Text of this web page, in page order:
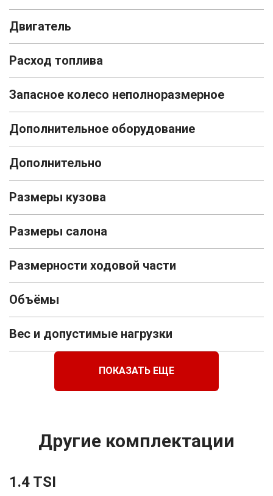
Двигатель
Расход топлива
Запасное колесо неполноразмерное
Дополнительное оборудование
Дополнительно
Размеры кузова
Размеры салона
Размерности ходовой части
Объёмы
Вес и допустимые нагрузки
ПОКАЗАТЬ ЕЩЕ
Другие комплектации
1.4 TSI